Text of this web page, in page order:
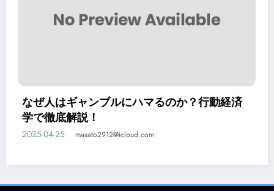
なぜ人はギャンブルにハマるのか？行動経済
学で徹底解説！
2025-04-25 masato2912@icloud.com